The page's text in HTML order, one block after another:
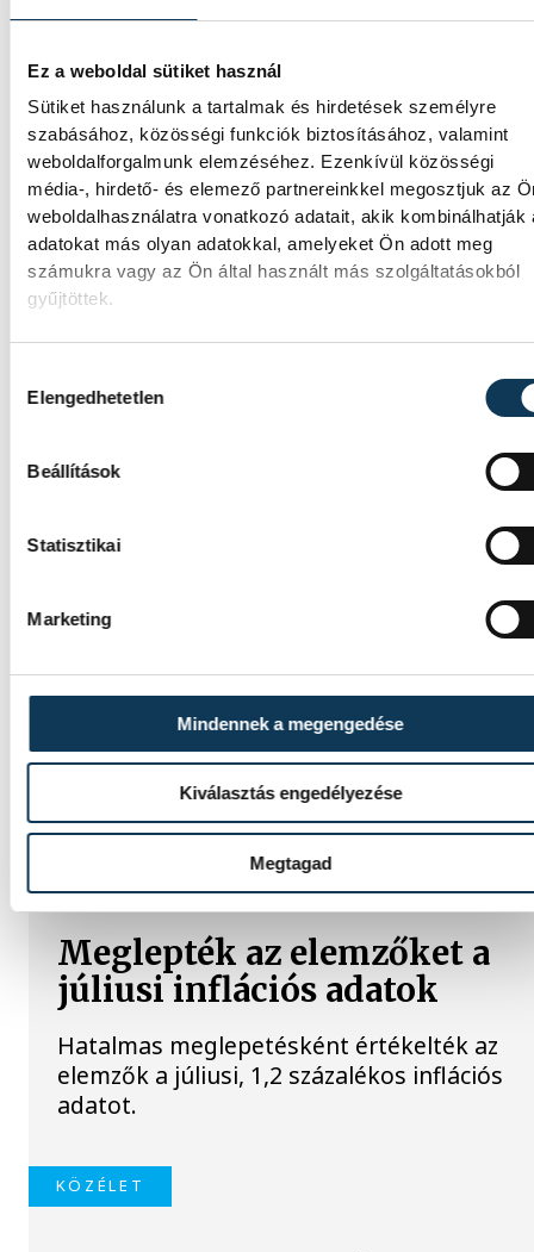
Ez a weboldal sütiket használ
Sütiket használunk a tartalmak és hirdetések személyre
szabásához, közösségi funkciók biztosításához, valamint
weboldalforgalmunk elemzéséhez. Ezenkívül közösségi
média-, hirdető- és elemező partnereinkkel megosztjuk az
weboldalhasználatra vonatkozó adatait, akik kombinálhatják
adatokat más olyan adatokkal, amelyeket Ön adott meg
számukra vagy az Ön által használt más szolgáltatásokból
gyűjtöttek.
Elengedhetetlen
Beállítások
Statisztikai
Marketing
Mindennek a megengedése
Kiválasztás engedélyezése
Megtagad
BALATON
Egy furcsa halkonzerv lett
Év Strandétele - mutatjuk!
alkalommal hirdette meg az év strandétele
versenyt, amelyre minden eddiginél több,
vendéglátóhely 44 étellel indult. Egy
hely nyert...
Meglepték az elemzőket a
júliusi inflációs adatok
Hatalmas meglepetésként értékelték az
elemzők a júliusi, 1,2 százalékos inflációs
adatot.
KÖZÉLET